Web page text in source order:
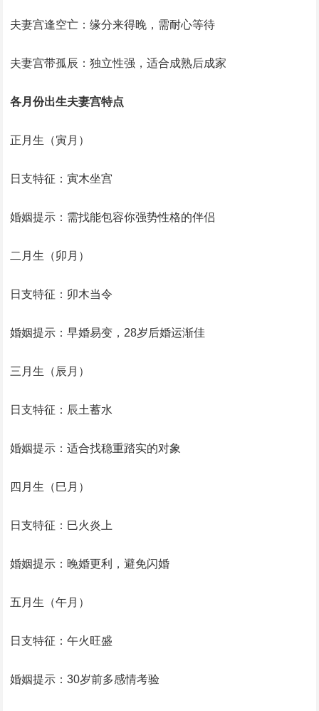
夫妻宫逢空亡：缘分来得晚，需耐心等待
夫妻宫带孤辰：独立性强，适合成熟后成家
各月份出生夫妻宫特点
正月生（寅月）
日支特征：寅木坐宫
婚姻提示：需找能包容你强势性格的伴侣
二月生（卯月）
日支特征：卯木当令
婚姻提示：早婚易变，28岁后婚运渐佳
三月生（辰月）
日支特征：辰土蓄水
婚姻提示：适合找稳重踏实的对象
四月生（巳月）
日支特征：巳火炎上
婚姻提示：晚婚更利，避免闪婚
五月生（午月）
日支特征：午火旺盛
婚姻提示：30岁前多感情考验